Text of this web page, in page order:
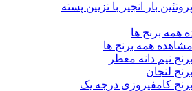
پروتئین بار انجیر با تزیین پسته
همه برنج ها
مشاهده همه برنج ها
برنج نیم دانه معطر
برنج لنجان
برنج کامفیروزی درجه یک